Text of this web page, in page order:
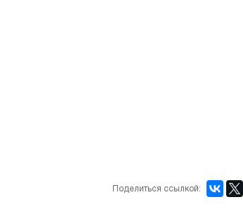
Поделиться ссылкой: